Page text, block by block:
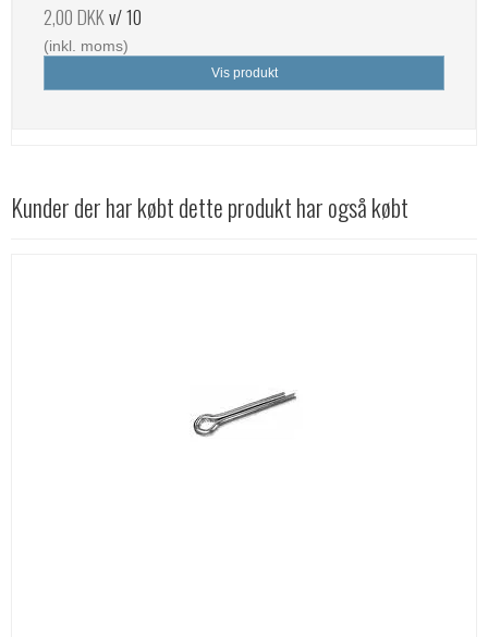
2,00 DKKv/ 10
(inkl. moms)
Vis produkt
Kunder der har købt dette produkt har også købt